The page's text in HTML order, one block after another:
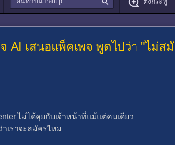
AI เสนอแพ็คเพจ พูดไปว่า "ไม่ส
ไม่ได้คุยกับเจ้าหน้าที่แม้แต่คนเดียว
เราจะสมัครไหม